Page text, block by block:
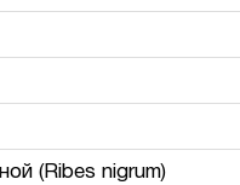
(Ribes nigrum)